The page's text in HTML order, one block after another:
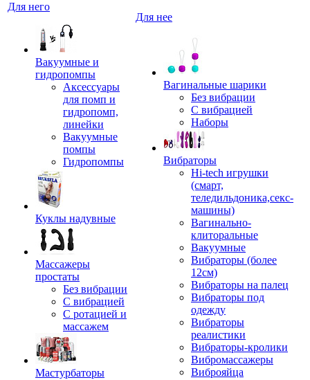
Для него
Вакуумные и
гидропомпы
Аксессуары
для помп и
гидропомп,
линейки
Вакуумные
помпы
Гидропомпы
Куклы надувные
Массажеры
простаты
Без вибрации
С вибрацией
С ротацией и
массажем
Мастурбаторы
Для нее
Вагинальные шарики
Без вибрации
С вибрацией
Наборы
Вибраторы
Hi-tech игрушки
(смарт,
теледильдоника,секс-
машины)
Вагинально-
клиторальные
Вакуумные
Вибраторы (более
12см)
Вибраторы на палец
Вибраторы под
одежду
Вибраторы
реалистики
Вибраторы-кролики
Вибромассажеры
Виброяйца